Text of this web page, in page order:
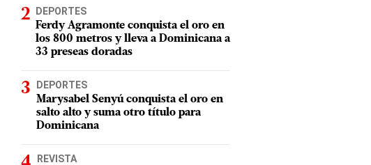
DEPORTES
Ferdy Agramonte conquista el oro en
los 800 metros y lleva a Dominicana a
33 preseas doradas
DEPORTES
Marysabel Senyú conquista el oro en
salto alto y suma otro título para
Dominicana
REVISTA